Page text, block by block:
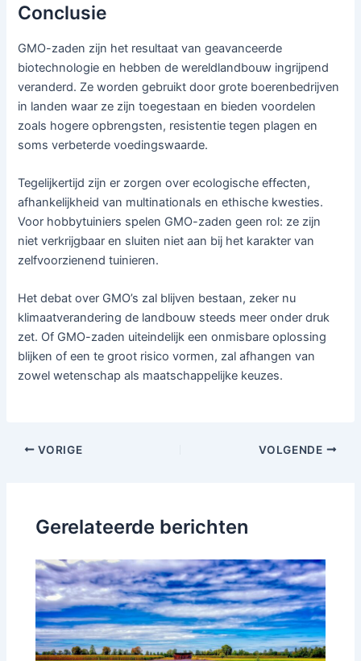
Conclusie
GMO-zaden zijn het resultaat van geavanceerde
biotechnologie en hebben de wereldlandbouw ingrijpend
veranderd. Ze worden gebruikt door grote boerenbedrijven
in landen waar ze zijn toegestaan en bieden voordelen
zoals hogere opbrengsten, resistentie tegen plagen en
soms verbeterde voedingswaarde.
Tegelijkertijd zijn er zorgen over ecologische effecten,
afhankelijkheid van multinationals en ethische kwesties.
Voor hobbytuiniers spelen GMO-zaden geen rol: ze zijn
niet verkrijgbaar en sluiten niet aan bij het karakter van
zelfvoorzienend tuinieren.
Het debat over GMO’s zal blijven bestaan, zeker nu
klimaatverandering de landbouw steeds meer onder druk
zet. Of GMO-zaden uiteindelijk een onmisbare oplossing
blijken of een te groot risico vormen, zal afhangen van
zowel wetenschap als maatschappelijke keuzes.
BerichtVORIGE VOLGENDE
Gerelateerde berichten